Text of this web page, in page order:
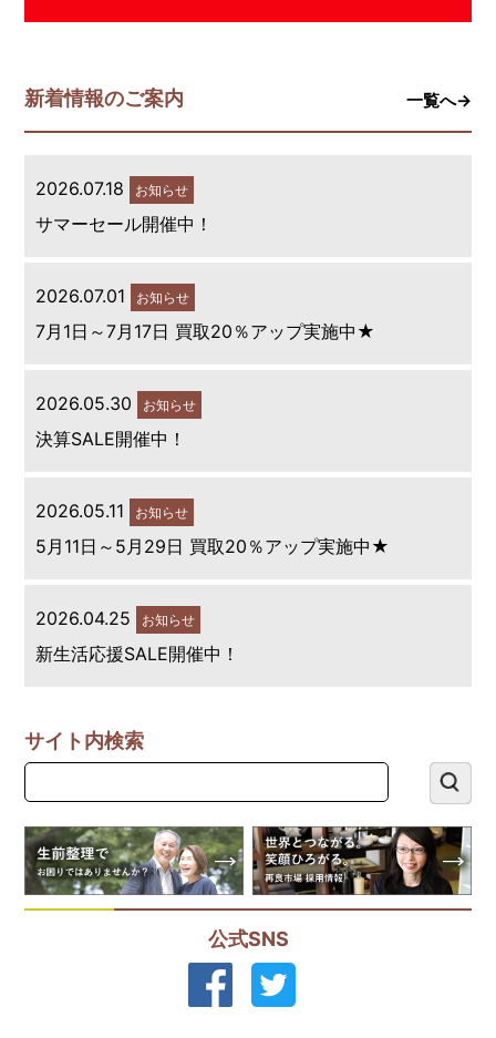
新着情報のご案内 一覧へ→
2026.07.18 お知らせ
サマーセール開催中！
2026.07.01 お知らせ
7月1日～7月17日 買取20％アップ実施中★
2026.05.30 お知らせ
決算SALE開催中！
2026.05.11 お知らせ
5月11日～5月29日 買取20％アップ実施中★
2026.04.25 お知らせ
新生活応援SALE開催中！
サイト内検索
公式SNS